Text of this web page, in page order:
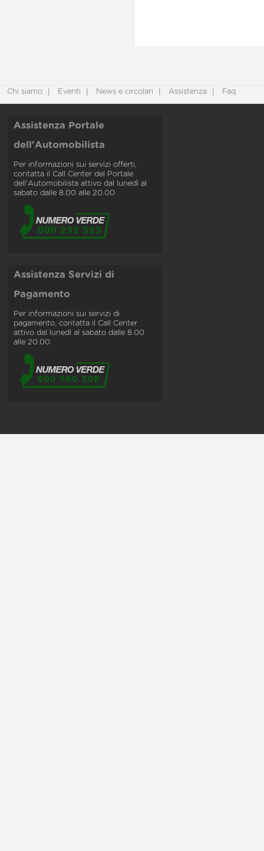
Chi siamo Eventi News e circolari Assistenza Faq
Assistenza Portale
dell'Automobilista
Per informazioni sui servizi offerti,
contatta il Call Center del Portale
dell'Automobilista attivo dal lunedì al
sabato dalle 8.00 alle 20.00
Assistenza Servizi di
Pagamento
Per informazioni sui servizi di
pagamento, contatta il Call Center
attivo dal lunedì al sabato dalle 8.00
alle 20.00